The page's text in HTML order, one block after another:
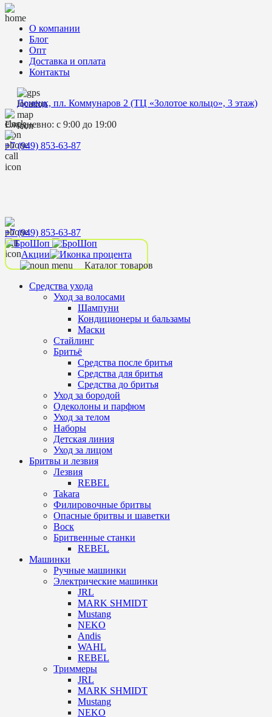
О компании
Блог
Опт
Доставка и оплата
Контакты
Донецк, пл. Коммунаров 2 (ТЦ «Золотое кольцо», 3 этаж)
Ежедневно: с 9:00 до 19:00
+7 (949) 853-63-87
+7 (949) 853-63-87
Акции
Каталог товаров
Средства ухода
Уход за волосами
Шампуни
Кондиционеры и бальзамы
Маски
Стайлинг
Бритьё
Средства после бритья
Средства для бритья
Средства до бритья
Уход за бородой
Одеколоны и парфюм
Уход за телом
Наборы
Детская линия
Уход за лицом
Бритвы и лезвия
Лезвия
REBEL
Takara
Филировочные бритвы
Опасные бритвы и шаветки
Воск
Бритвенные станки
REBEL
Машинки
Ручные машинки
Электрические машинки
JRL
MARK SHMIDT
Mustang
NEKO
Andis
WAHL
REBEL
Триммеры
JRL
MARK SHMIDT
Mustang
NEKO